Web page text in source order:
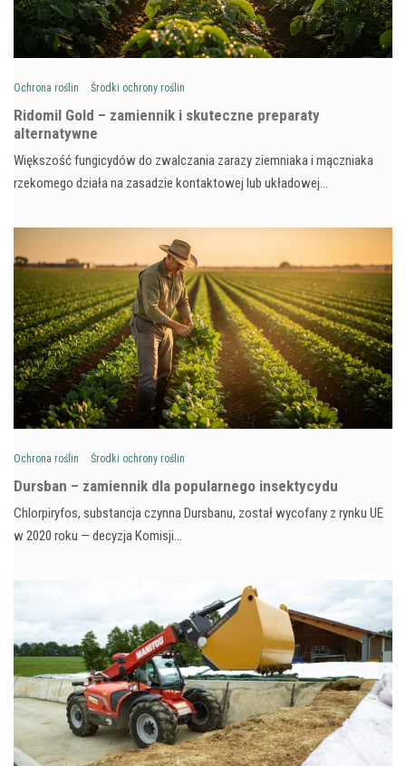
Ochrona roślin Środki ochrony roślin
Ridomil Gold – zamiennik i skuteczne preparaty
alternatywne
Większość fungicydów do zwalczania zarazy ziemniaka i mączniaka
rzekomego działa na zasadzie kontaktowej lub układowej…
Ochrona roślin Środki ochrony roślin
Dursban – zamiennik dla popularnego insektycydu
Chlorpiryfos, substancja czynna Dursbanu, został wycofany z rynku UE
w 2020 roku — decyzja Komisji…